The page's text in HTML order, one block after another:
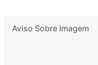
Aviso Sobre Imagem